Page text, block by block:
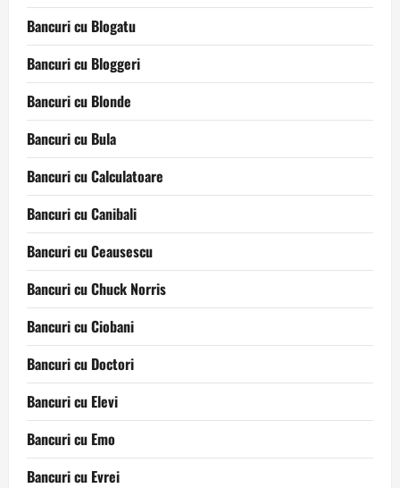
Bancuri cu Blogatu
Bancuri cu Bloggeri
Bancuri cu Blonde
Bancuri cu Bula
Bancuri cu Calculatoare
Bancuri cu Canibali
Bancuri cu Ceausescu
Bancuri cu Chuck Norris
Bancuri cu Ciobani
Bancuri cu Doctori
Bancuri cu Elevi
Bancuri cu Emo
Bancuri cu Evrei